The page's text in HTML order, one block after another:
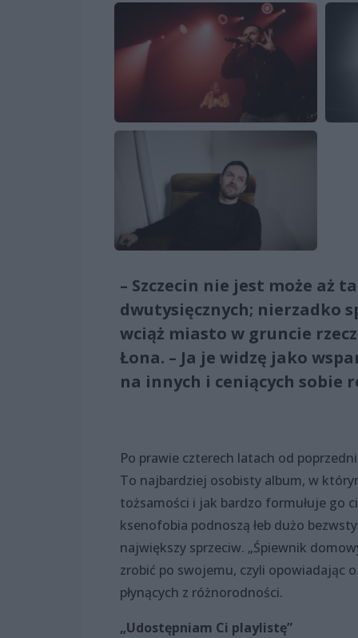
– Szczecin nie jest może aż
dwutysięcznych; nierzadko
wciąż miasto w gruncie
Łona. – Ja je widzę jako
na innych i ceniących sobie
Po prawie czterech latach od
To najbardziej osobisty album, w
tożsamości i jak bardzo formułuje go
ksenofobia podnoszą łeb dużo
największy sprzeciw. „Śpiewnik
zrobić po swojemu, czyli opowiadając
płynących z różnorodności.
„Udostępniam Ci playlistę”